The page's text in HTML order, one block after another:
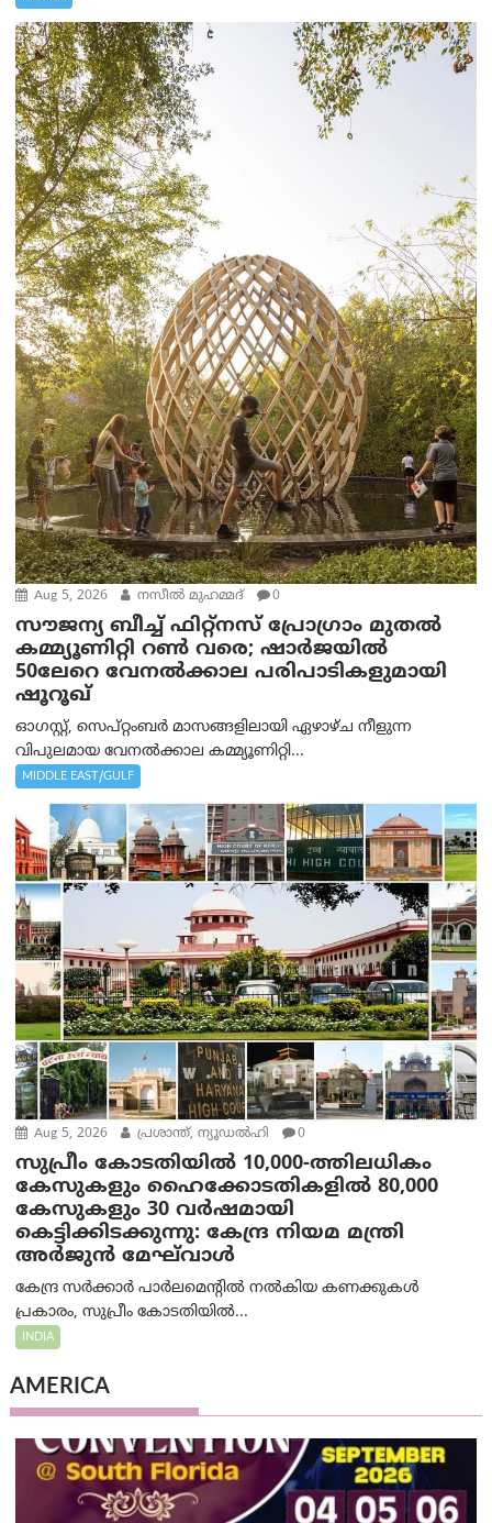
Aug 5, 2026 നസീല്‍ മുഹമ്മദ് 0
സൗജന്യ ബീച്ച് ഫിറ്റ്നസ് പ്രോ​ഗ്രാം മുതൽ
കമ്മ്യൂണിറ്റി റൺ വരെ; ഷാർജയിൽ
50ലേറെ വേനൽക്കാല പരിപാടികളുമായി
ഷൂറൂഖ്
ഓഗസ്റ്റ്, സെപ്റ്റംബർ മാസങ്ങളിലായി ഏഴാഴ്ച നീളുന്ന
വിപുലമായ വേനൽക്കാല കമ്മ്യൂണിറ്റി...
MIDDLE EAST/GULF
Aug 5, 2026 പ്രശാന്ത്, ന്യൂഡല്‍ഹി 0
സുപ്രീം കോടതിയിൽ 10,000-ത്തിലധികം
കേസുകളും ഹൈക്കോടതികളിൽ 80,000
കേസുകളും 30 വർഷമായി
കെട്ടിക്കിടക്കുന്നു: കേന്ദ്ര നിയമ മന്ത്രി
അര്‍ജുന്‍ മേഘ്‌വാള്‍
കേന്ദ്ര സർക്കാർ പാർലമെന്റിൽ നൽകിയ കണക്കുകൾ
പ്രകാരം, സുപ്രീം കോടതിയിൽ...
INDIA
AMERICA